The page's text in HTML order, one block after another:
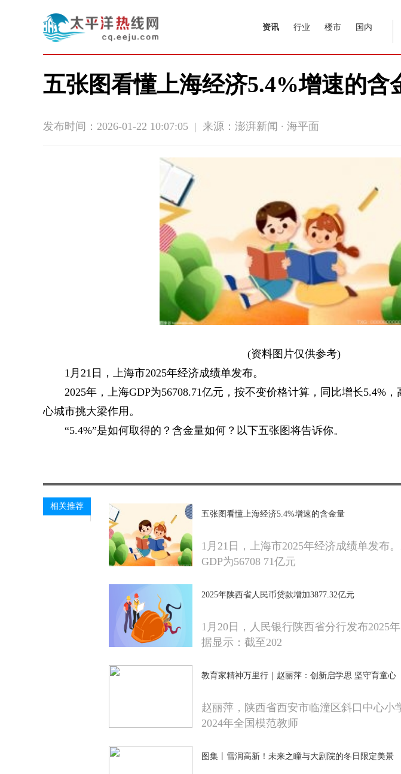
资讯 行业 楼市 国内
五张图看懂上海经济5.4%增速的含
发布时间：2026-01-22 10:07:05 | 来源：澎湃新闻 ∙ 海平面
(资料图片仅供参考)
1月21日，上海市2025年经济成绩单发布。
2025年，上海GDP为56708.71亿元，按不变价格计算，同比增长5.4%
心城市挑大梁作用。
“5.4%”是如何取得的？含金量如何？以下五张图将告诉你。
相关推荐
五张图看懂上海经济5.4%增速的含金量
1月21日，上海市2025年经济成绩单发布
GDP为56708 71亿元
2025年陕西省人民币贷款增加3877.32亿元
1月20日，人民银行陕西省分行发布2025
据显示：截至202
教育家精神万里行｜赵丽萍：创新启学思 坚守育童心
赵丽萍，陕西省西安市临潼区斜口中心小
2024年全国模范教师
图集丨雪润高新！未来之瞳与大剧院的冬日限定美景